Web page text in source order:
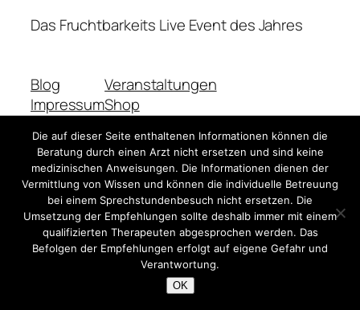
Das Fruchtbarkeits Live Event des Jahres
Blog
Impressum
Autoren
Veranstaltungen
Shop
Themes
Twenty Twenty-Five Gestaltet mitWordPress
Die auf dieser Seite enthaltenen Informationen können die
Beratung durch einen Arzt nicht ersetzen und sind keine
medizinischen Anweisungen. Die Informationen dienen der
Vermittlung von Wissen und können die individuelle Betreuung
bei einem Sprechstundenbesuch nicht ersetzen. Die
Umsetzung der Empfehlungen sollte deshalb immer mit einem
qualifizierten Therapeuten abgesprochen werden. Das
Befolgen der Empfehlungen erfolgt auf eigene Gefahr und
Verantwortung.
OK